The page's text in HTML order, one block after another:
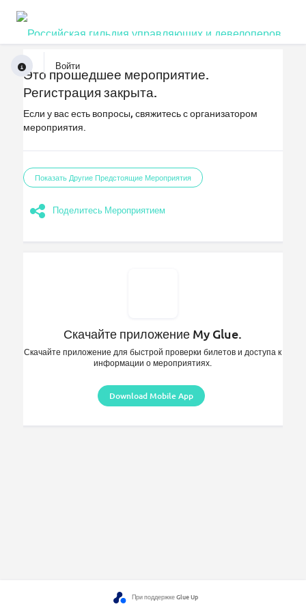
Войти
Это прошедшее мероприятие.
Регистрация закрыта.
Если у вас есть вопросы, свяжитесь с организатором
мероприятия.
Показать Другие Предстоящие Мероприятия
Поделитесь Мероприятием
Скачайте приложение My Glue.
Скачайте приложение для быстрой проверки билетов и доступа к
информации о мероприятиях.
Download Mobile App
При поддержке Glue Up